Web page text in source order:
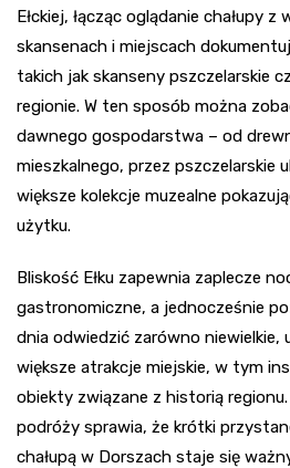
Ełckiej, łącząc oglądanie chałupy z
skansenach i miejscach
takich jak skanseny pszczelarskie
regionie. W ten sposób można
dawnego gospodarstwa – od
mieszkalnego, przez pszczelarskie
większe kolekcje muzealne
użytku.
Bliskość Ełku zapewnia zaplecze
gastronomiczne, a jednocześnie
dnia odwiedzić zarówno niewielkie,
większe atrakcje miejskie, w tym
obiekty związane z historią
podróży sprawia, że krótki
chałupą w Dorszach staje się